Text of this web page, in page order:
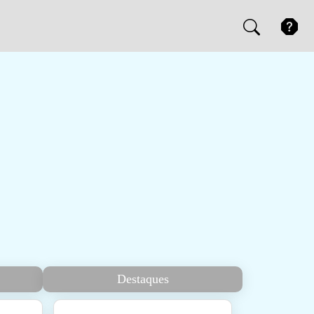
Destaques